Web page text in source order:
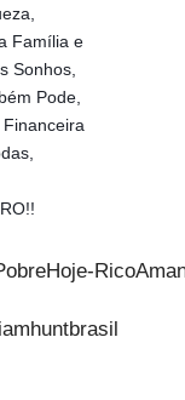
Família e
Sonhos,
Pode,